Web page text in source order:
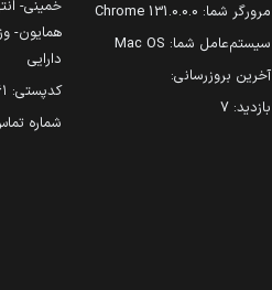
مرورگر شما: 131.0.0.0 Chrome
سیستم‌عامل شما: Mac OS
آخرین بروزرسانی:
بازدید: 7
خمینی-
همایون-
دارایی
کدپستی: ۱۱۱۴۹۴۳۶۶۱
شماره تماس :